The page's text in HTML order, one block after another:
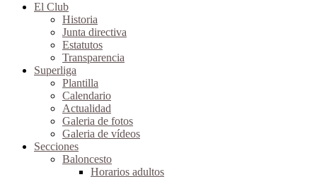
El Club
Historia
Junta directiva
Estatutos
Transparencia
Superliga
Plantilla
Calendario
Actualidad
Galeria de fotos
Galeria de vídeos
Secciones
Baloncesto
Horarios adultos